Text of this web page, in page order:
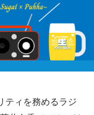
ティを務めるラジ